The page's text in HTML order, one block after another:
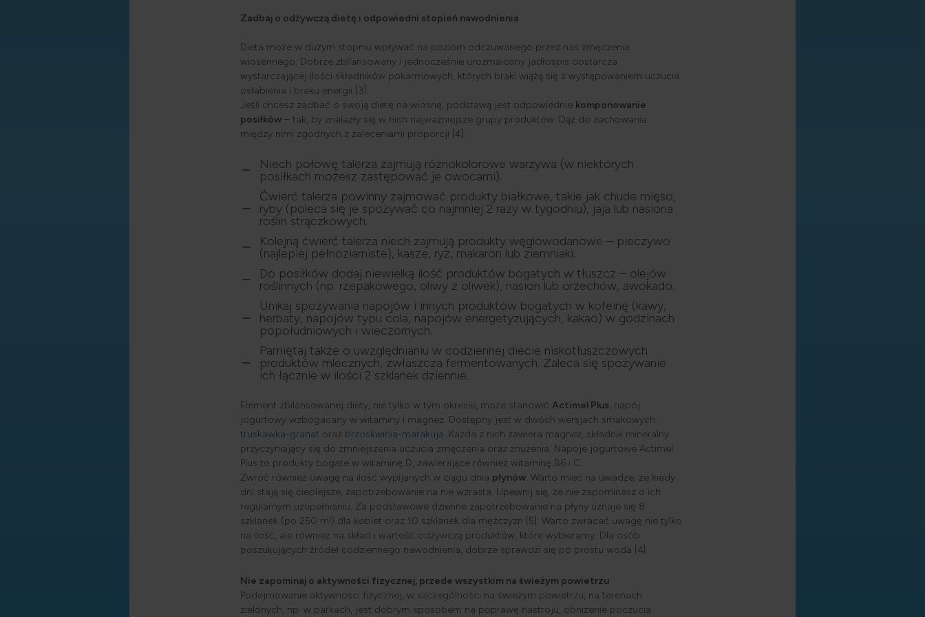
Zadbaj o odżywczą dietę i odpowiedni stopień nawodnienia
Dieta może w dużym stopniu wpływać na poziom odczuwanego przez nas zmęczenia
wiosennego. Dobrze zbilansowany i jednocześnie urozmaicony jadłospis dostarcza
wystarczającej ilości składników pokarmowych, których braki wiążą się z występowaniem uczucia
osłabienia i braku energii [3].
Jeśli chcesz zadbać o swoją dietę na wiosnę, podstawą jest odpowiednie komponowanie
posiłków – tak, by znalazły się w nich najważniejsze grupy produktów. Dąż do zachowania
między nimi zgodnych z zaleceniami proporcji [4]:
Niech połowę talerza zajmują różnokolorowe warzywa (w niektórych
posiłkach możesz zastępować je owocami).
Ćwierć talerza powinny zajmować produkty białkowe, takie jak chude mięso,
ryby (poleca się je spożywać co najmniej 2 razy w tygodniu), jaja lub nasiona
roślin strączkowych.
Kolejną ćwierć talerza niech zajmują produkty węglowodanowe – pieczywo
(najlepiej pełnoziarniste), kasze, ryż, makaron lub ziemniaki.
Do posiłków dodaj niewielką ilość produktów bogatych w tłuszcz – olejów
roślinnych (np. rzepakowego, oliwy z oliwek), nasion lub orzechów, awokado.
Unikaj spożywania napojów i innych produktów bogatych w kofeinę (kawy,
herbaty, napojów typu cola, napojów energetyzujących, kakao) w godzinach
popołudniowych i wieczornych.
Pamiętaj także o uwzględnianiu w codziennej diecie niskotłuszczowych
produktów mlecznych, zwłaszcza fermentowanych. Zaleca się spożywanie
ich łącznie w ilości 2 szklanek dziennie.
Element zbilansowanej diety, nie tylko w tym okresie, może stanowićActimel Plus, napój
jogurtowy wzbogacany w witaminy i magnez. Dostępny jest w dwóch wersjach smakowych:
truskawka-granat oraz brzoskwinia-marakuja. Każda z nich zawiera magnez, składnik mineralny
przyczyniający się do zmniejszenia uczucia zmęczenia oraz znużenia. Napoje jogurtowe Actimel
Plus to produkty bogate w witaminę D, zawierające również witaminę B6 i C.
Zwróć również uwagę na ilość wypijanych w ciągu dnia płynów. Warto mieć na uwadze, że kiedy
dni stają się cieplejsze, zapotrzebowanie na nie wzrasta. Upewnij się, że nie zapominasz o ich
regularnym uzupełnianiu. Za podstawowe dzienne zapotrzebowanie na płyny uznaje się 8
szklanek (po 250 ml) dla kobiet oraz 10 szklanek dla mężczyzn [5]. Warto zwracać uwagę nie tylko
na ilość, ale również na skład i wartość odżywczą produktów, które wybieramy. Dla osób
poszukujących źródeł codziennego nawodnienia, dobrze sprawdzi się po prostu woda [4].
Nie zapominaj o aktywności fizycznej, przede wszystkim na świeżym powietrzu
Podejmowanie aktywności fizycznej, w szczególności na świeżym powietrzu, na terenach
zielonych, np. w parkach, jest dobrym sposobem na poprawę nastroju, obniżenie poczucia